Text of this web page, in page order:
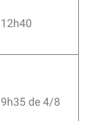
12h40
9h35 de 4/8